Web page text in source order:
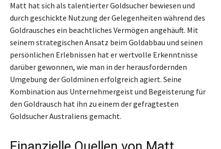
Matt hat sich als talentierter Goldsucher bewiesen und
durch geschickte Nutzung der Gelegenheiten während des
Goldrausches ein beachtliches Vermögen angehäuft. Mit
seinem strategischen Ansatz beim Goldabbau und seinen
persönlichen Erlebnissen hat er wertvolle Erkenntnisse
darüber gewonnen, wie man in der herausfordernden
Umgebung der Goldminen erfolgreich agiert. Seine
Kombination aus Unternehmergeist und Begeisterung für
den Goldrausch hat ihn zu einem der gefragtesten
Goldsucher Australiens gemacht.